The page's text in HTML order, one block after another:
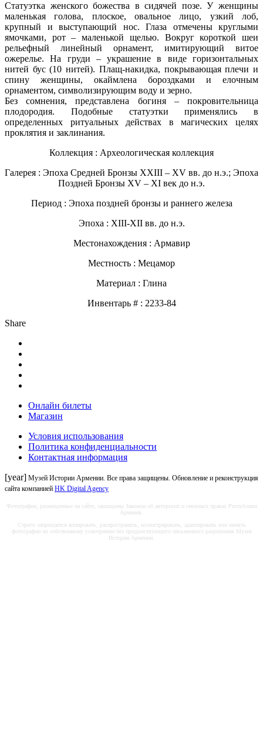
Статуэтка женского божества в сидячей позе. У женщины
маленькая голова, плоское, овальное лицо, узкий лоб,
крупный и выступающий нос. Глаза отмечены круглыми
ямочками, рот – маленькой щелью. Вокруг короткой шеи
рельефный линейный орнамент, имитирующий витое
ожерелье. На груди – украшение в виде горизонтальных
нитей бус (10 нитей). Плащ-накидка, покрывающая плечи и
спину женщины, окаймлена бороздками и елочным
орнаментом, символизирующим воду и зерно.
Без сомнения, представлена богиня – покровительница
плодородия. Подобные статуэтки применялись в
определенных ритуальных действах в магических целях
проклятия и заклинания.
Коллекция : Археологическая коллекция
Галерея : Эпоха Средней Бронзы XXIII – XV вв. до н.э.; Эпоха
Поздней Бронзы XV – XI век до н.э.
Период : Эпоха поздней бронзы и раннего железа
Эпоха : XIII-XII вв. до н.э.
Местонахождения : Армавир
Местность : Мецамор
Материал : Глина
Инвентарь # : 2233-84
Share
Онлайн билеты
Магазин
Условия использования
Политика конфиденциальности
Контактная информация
[year] Музей Истории Армении. Все права защищены. Обновление и реконструкция
сайта компанией HK Digital Agency
Фотографии, размещенные на сайте, защищены Законом об авторских и смежных правах Республики
Армения.
Строго запрещается копировать, распространять, иллюстрировать, адаптировать или менять
фотографии по собственному усмотрению без предшествующего письменного разрешения Музея
Истории Армении.